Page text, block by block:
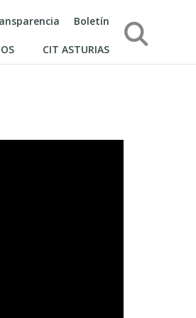
Boletín
CIT ASTURIAS
Búsqueda